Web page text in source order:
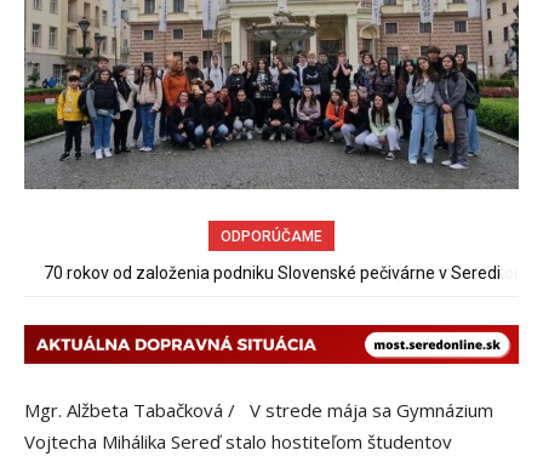
ODPORÚČAME
Pri venčení na Jesenského ulici mal usmrtiť psíka vlčiak, ktorý
Mgr. Alžbeta Tabačková / V strede mája sa Gymnázium
Vojtecha Mihálika Sereď stalo hostiteľom študentov